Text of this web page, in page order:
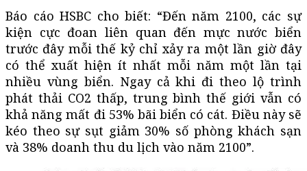
Báo cáo HSBC cho biết: “Đến năm 2100, các sự
kiện cực đoan liên quan đến mực nước biển
trước đây mỗi thế kỷ chỉ xảy ra một lần giờ đây
có thể xuất hiện ít nhất mỗi năm một lần tại
nhiều vùng biển. Ngay cả khi đi theo lộ trình
phát thải CO2 thấp, trung bình thế giới vẫn có
khả năng mất đi 53% bãi biển có cát. Điều này sẽ
kéo theo sự sụt giảm 30% số phòng khách sạn
và 38% doanh thu du lịch vào năm 2100”.